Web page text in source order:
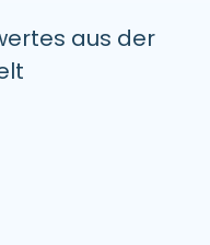
aus der